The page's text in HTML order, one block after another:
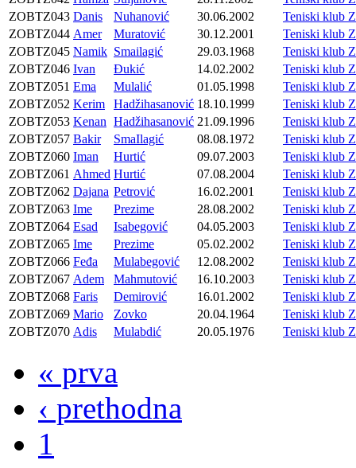
ZOBTZ043 Danis Nuhanović 30.06.2002
Teniski klub
ZOBTZ044 Amer Muratović 30.12.2001
Teniski klub
ZOBTZ045 Namik Smailagić 29.03.1968
Teniski klub
ZOBTZ046 Ivan Đukić 14.02.2002
Teniski klub
ZOBTZ051 Ema Mulalić 01.05.1998
Teniski klub
ZOBTZ052 Kerim Hadžihasanović 18.10.1999
Teniski klub
ZOBTZ053 Kenan Hadžihasanović 21.09.1996
Teniski klub
ZOBTZ057 Bakir SmaIlagić 08.08.1972
Teniski klub
ZOBTZ060 Iman Hurtić 09.07.2003
Teniski klub
ZOBTZ061 Ahmed Hurtić 07.08.2004
Teniski klub
ZOBTZ062 Dajana Petrović 16.02.2001
Teniski klub
ZOBTZ063 Ime Prezime 28.08.2002
Teniski klub
ZOBTZ064 Esad Isabegović 04.05.2003
Teniski klub
ZOBTZ065 Ime Prezime 05.02.2002
Teniski klub
ZOBTZ066 Feđa Mulabegović 12.08.2002
Teniski klub
ZOBTZ067 Adem Mahmutović 16.10.2003
Teniski klub
ZOBTZ068 Faris Demirović 16.01.2002
Teniski klub
ZOBTZ069 Mario Zovko 20.04.1964
Teniski klub
ZOBTZ070 Adis Mulabdić 20.05.1976 Teniski klub
« prva
‹ prethodna
1